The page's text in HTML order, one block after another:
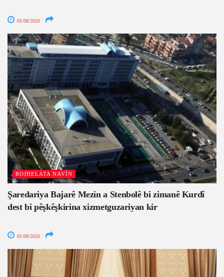
01/08/2026
ROJHELATA NAVÎN
Şaredariya Bajarê Mezin a Stenbolê bi zimanê Kurdî
dest bi pêşkêşkirina xizmetguzariyan kir
01/08/2026